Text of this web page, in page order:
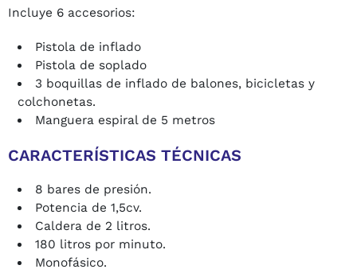
Incluye 6 accesorios:
Pistola de inflado
Pistola de soplado
3 boquillas de inflado de balones, bicicletas y
colchonetas.
Manguera espiral de 5 metros
CARACTERÍSTICAS TÉCNICAS
8 bares de presión.
Potencia de 1,5cv.
Caldera de 2 litros.
180 litros por minuto.
Monofásico.